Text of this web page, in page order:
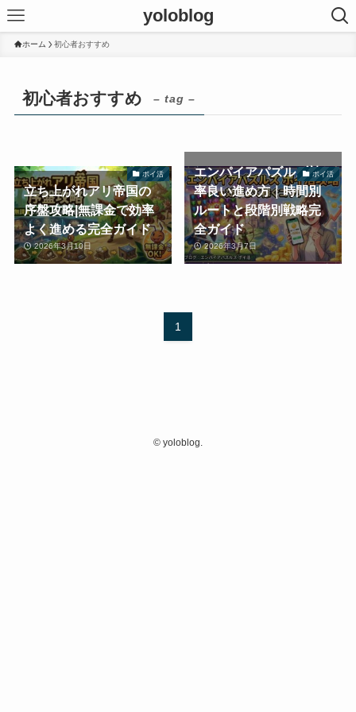
yoloblog
ホーム 初心者おすすめ
初心者おすすめ – tag –
ポイ活
立ち上がれアリ帝国の
序盤攻略|無課金で効率
よく進める完全ガイド
2026年3月10日
ポイ活
エンパイアパズルズ効
率良い進め方｜時間別
ルートと段階別戦略完
全ガイド
2026年3月7日
1
© yoloblog.